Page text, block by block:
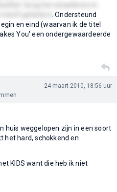
. Ondersteund
en eind (waarvan ik de titel
You' een ondergewaardeerde
24 maart 2010, 18:56 uur
huis weggelopen zijn in een soort
het hard, schokkend en
KIDS want die heb ik niet